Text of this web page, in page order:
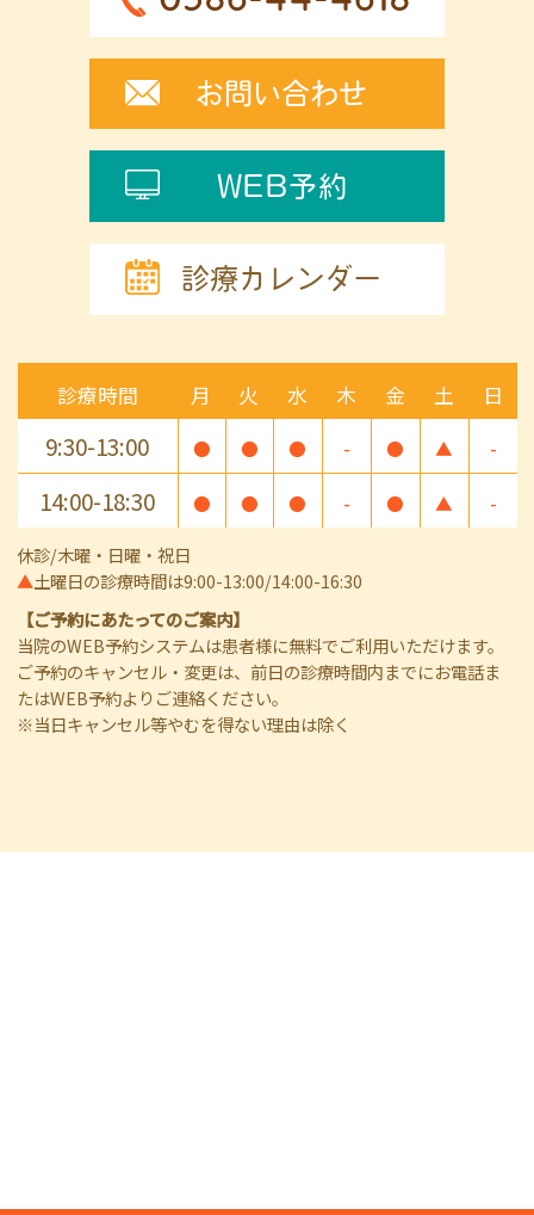
お問い合わせ
WEB予約
診療カレンダー
診療時間 月 火 水 木 金 土 日
9:30-13:00 ● ● ● - ● ▲ -
14:00-18:30 ● ● ● - ● ▲ -
休診/木曜・日曜・祝日
▲土曜日の診療時間は9:00-13:00/14:00-16:30
【ご予約にあたってのご案内】
当院のWEB予約システムは患者様に無料でご利用いただけます。
ご予約のキャンセル・変更は、前日の診療時間内までにお電話ま
たはWEB予約よりご連絡ください。
※当日キャンセル等やむを得ない理由は除く